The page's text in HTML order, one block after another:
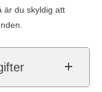
är du skyldig att